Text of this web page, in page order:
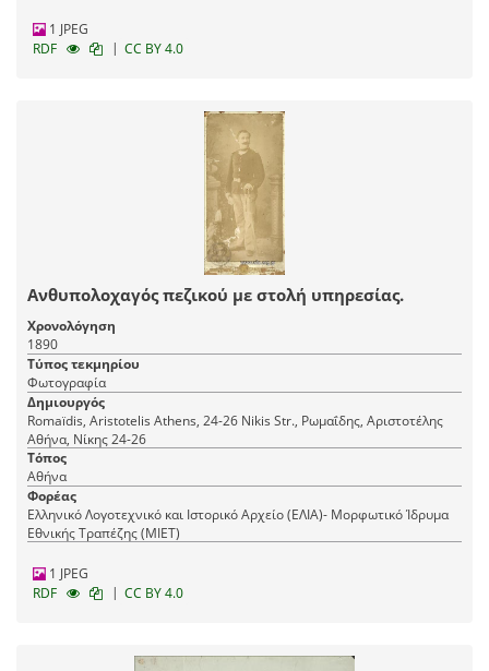
1 JPEG
RDF
| CC BY 4.0
Ανθυπολοχαγός πεζικού με στολή υπηρεσίας.
Χρονολόγηση
1890
Τύπος τεκμηρίου
Φωτογραφία
Δημιουργός
Romaїdis, Aristotelis Athens, 24-26 Nikis Str., Ρωμαΐδης, Αριστοτέλης
Αθήνα, Νίκης 24-26
Τόπος
Αθήνα
Φορέας
Ελληνικό Λογοτεχνικό και Ιστορικό Αρχείο (ΕΛΙΑ)- Μορφωτικό Ίδρυμα
Εθνικής Τραπέζης (ΜΙΕΤ)
1 JPEG
RDF
| CC BY 4.0